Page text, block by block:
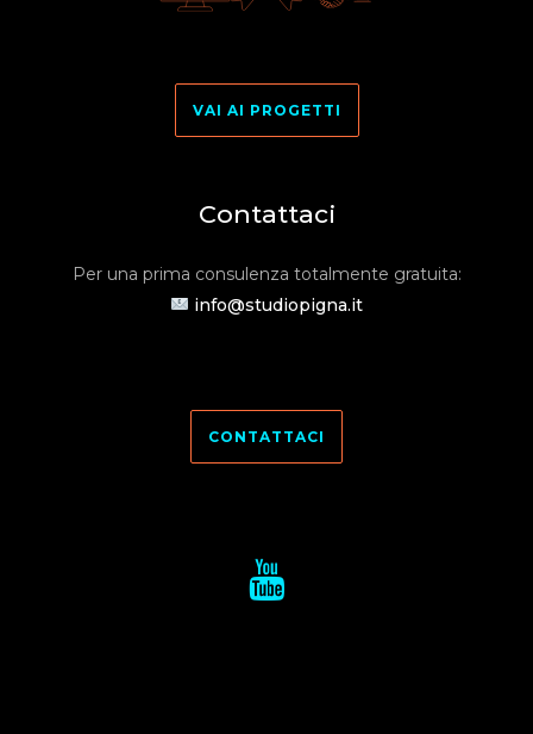
VAI AI PROGETTI
Contattaci
Per una prima consulenza totalmente gratuita:
info@studiopigna.it
CONTATTACI